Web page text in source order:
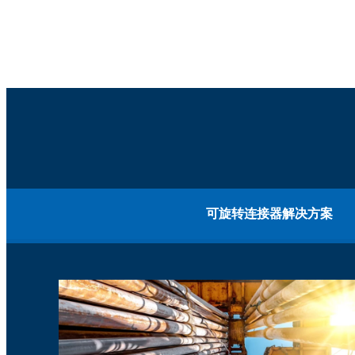
可旋转连接器解决方案